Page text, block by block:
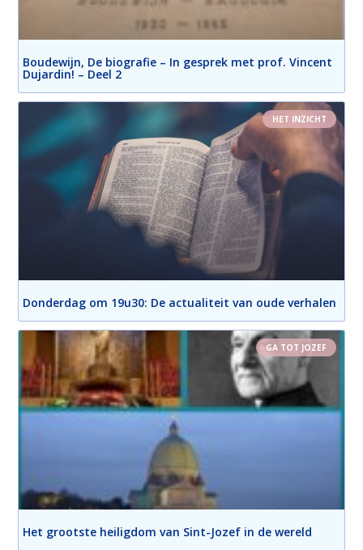
Boudewijn, De biografie – In gesprek met prof. Vincent
Dujardin! – Deel 2
HET INZICHT
Donderdag om 19u30: De actualiteit van oude verhalen
GA TOT JOZEF
Het grootste heiligdom van Sint-Jozef in de wereld